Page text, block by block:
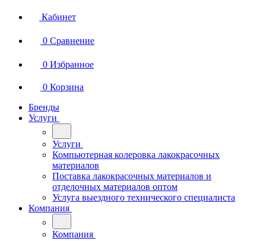
Кабинет
0 Сравнение
0 Избранное
0 Корзина
Бренды
Услуги
Услуги
Компьютерная колеровка лакокрасочных
материалов
Поставка лакокрасочных материалов и
отделочных материалов оптом
Услуга выездного технического специалиста
Компания
Компания